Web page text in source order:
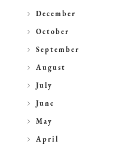
►
December
►
October
►
September
►
August
►
July
►
June
►
May
►
April